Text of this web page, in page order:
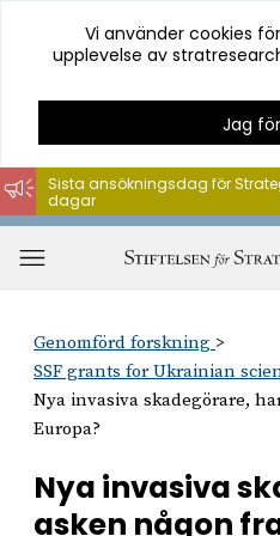
Hoppa
till
innehåll
Vi använder cookies
upplevelse av
Jag
Sista ansökningsdag för
dagar
Genomförd forskning
SSF grants for Ukrainian
Nya invasiva skadegörare,
Europa?
Nya invasiva
asken någon